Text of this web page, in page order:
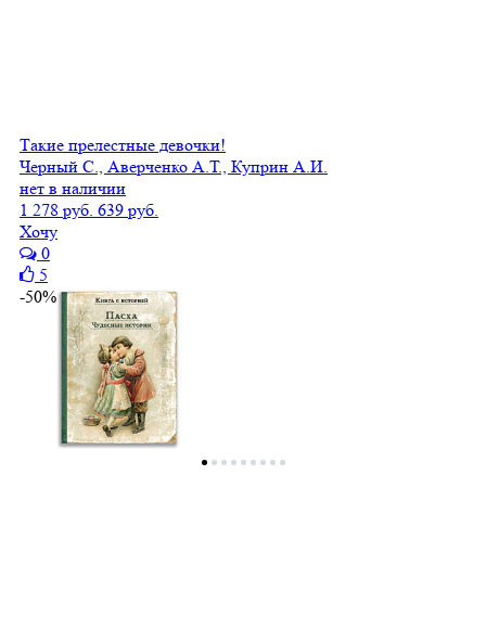
Такие прелестные девочки!
Черный С., Аверченко А.Т., Куприн А.И.
нет в наличии
1 278 руб. 639 руб.
Хочу
0
5
-50%